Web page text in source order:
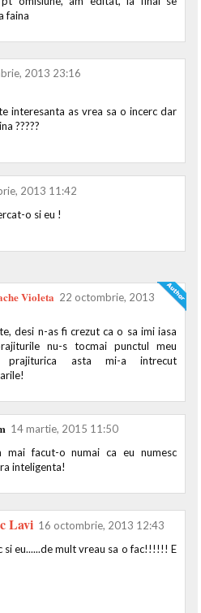
faina
2013 23:16
interesanta as vrea sa o incerc dar
?????
2013 11:42
o si eu !
Violeta 22 octombrie, 2013
desi n-as fi crezut ca o sa imi iasa
nu-s tocmai punctul meu
prajiturica asta mi-a intrecut
14 martie, 2015 11:50
mai facut-o numai ca eu numesc
inteligenta!
Lavi 16 octombrie, 2013 12:43
si eu......de mult vreau sa o fac!!!!!! E